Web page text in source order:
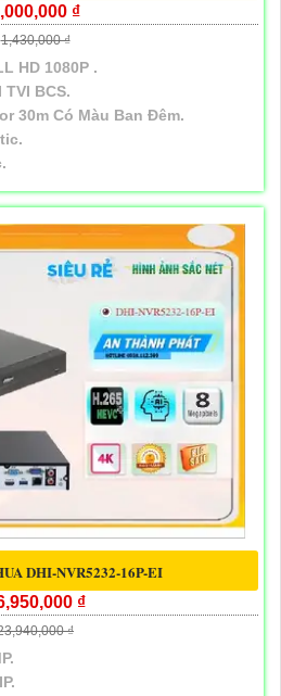
₫
1,430,000 ₫
HD 1080P .
TVI BCS.
30m Có Màu Ban Đêm.
DHI-NVR5232-16P-EI
₫
₫
IP.